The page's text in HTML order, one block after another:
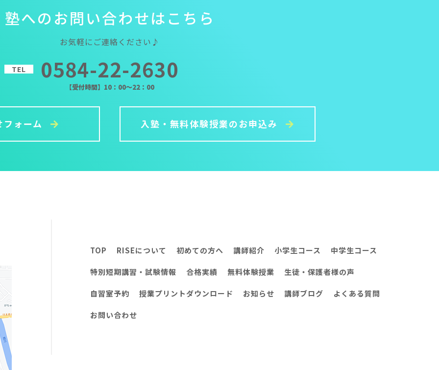
塾へのお問い合わせは こ ち ら
お気軽にご連絡ください♪
TEL 0584-22-2630
【受付時間】10：00～22：00
ォーム 入塾・無料体験授業のお申込み
TOP RISEについて 初めての方へ 講師紹介 小学生コース 中学生コース
特別短期講習・試験情報 合格実績 無料体験授業 生徒・保護者様の声
自習室予約 授業プリントダウンロード お知らせ 講師ブログ よくある質問
お問い合わせ